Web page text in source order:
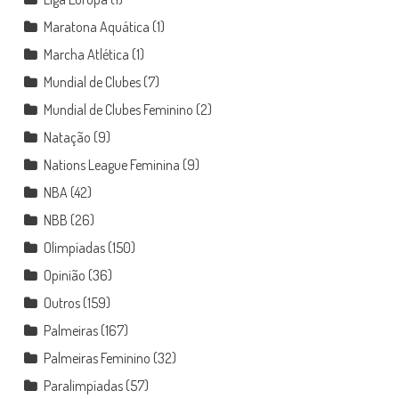
Maratona Aquática (1)
Marcha Atlética (1)
Mundial de Clubes(7)
Mundial de Clubes Feminino (2)
Natação (9)
Nations League Feminina (9)
NBA (42)
NBB (26)
Olimpíadas(150)
Opinião (36)
Outros(159)
Palmeiras(167)
Palmeiras Feminino (32)
Paralimpíadas(57)